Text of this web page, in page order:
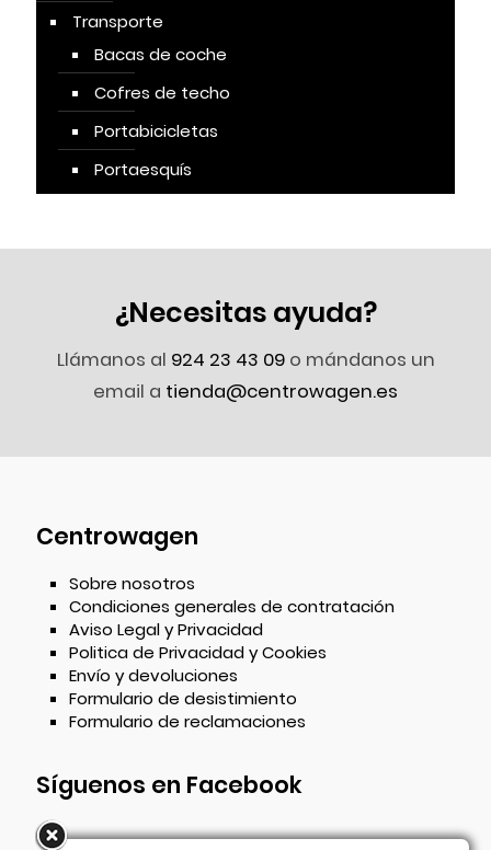
Transporte
Bacas de coche
Cofres de techo
Portabicicletas
Portaesquís
¿Necesitas ayuda?
Llámanos al 924 23 43 09o mándanos un
email a tienda@centrowagen.es
Centrowagen
Sobre nosotros
Condiciones generales de contratación
Aviso Legal y Privacidad
Politica de Privacidad y Cookies
Envío y devoluciones
Formulario de desistimiento
Formulario de reclamaciones
Síguenos en Facebook